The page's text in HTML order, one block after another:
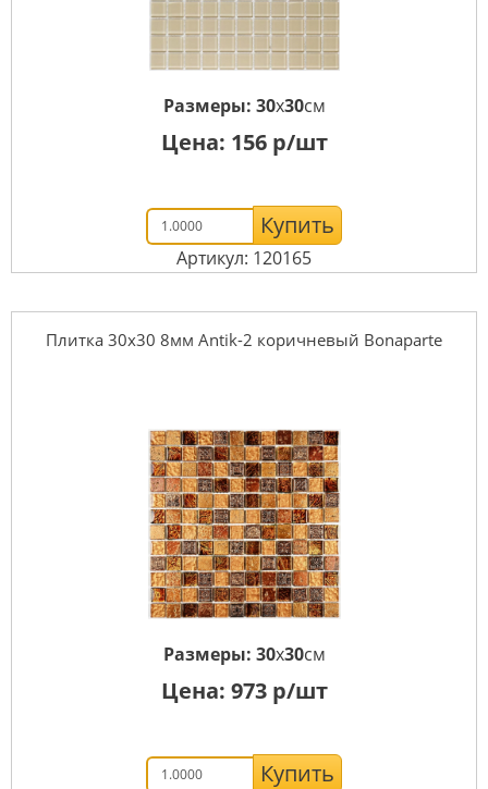
Размеры: 30x30см
Цена: 156р/шт
Купить
Артикул: 120165
Плитка 30x30 8мм Antik-2 коричневый Bonaparte
Размеры: 30x30см
Цена: 973р/шт
Купить